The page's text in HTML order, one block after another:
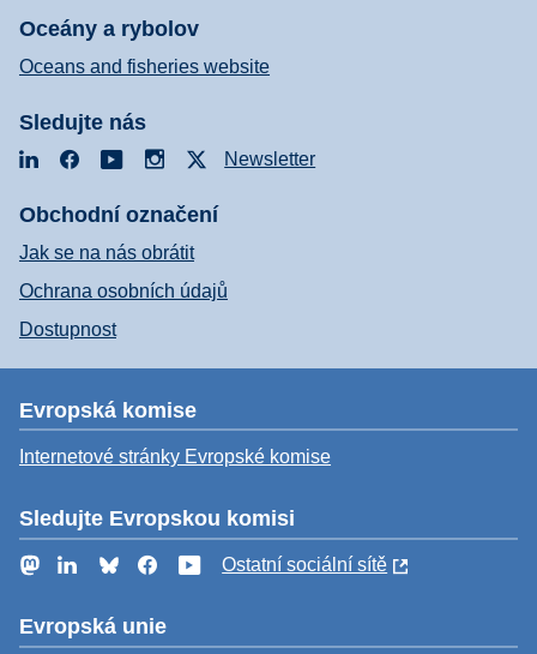
Oceány a rybolov
Oceans and fisheries website
Sledujte nás
LinkedInFacebookYouTubeInstagramNewsletter
Obchodní označení
Jak se na nás obrátit
Ochrana osobních údajů
Dostupnost
Evropská komise
Internetové stránky Evropské komise
Sledujte Evropskou komisi
MastodonLinkedInBlueskyFacebookYouTube
Ostatní sociální sítě
Evropská unie